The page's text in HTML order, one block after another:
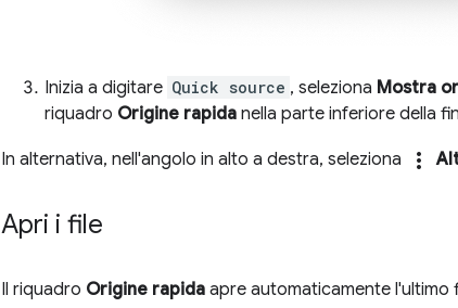
Inizia a digitare Quick source , seleziona Mostra
riquadro Origine rapida nella parte inferiore della
In alternativa, nell'angolo in alto a destra, seleziona more_vert
Apri i file
Il riquadro Origine rapida apre automaticamente